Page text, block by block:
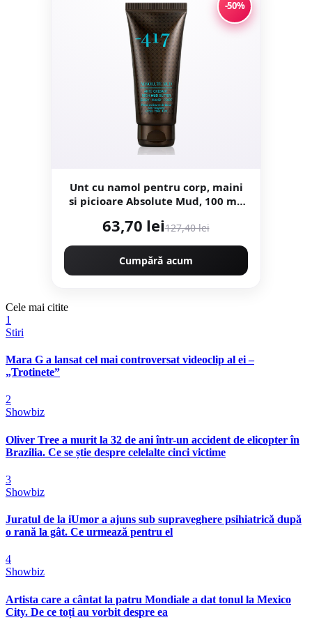
-50%
Unt cu namol pentru corp, maini
si picioare Absolute Mud, 100 ml,
63,70 lei127,40 lei
Cumpără acum
Cele mai citite
1
Stiri
Mara G a lansat cel mai controversat videoclip al ei –
„Trotinete”
2
Showbiz
Oliver Tree a murit la 32 de ani într-un accident de elicopter în
Brazilia. Ce se știe despre celelalte cinci victime
3
Showbiz
Juratul de la iUmor a ajuns sub supraveghere psihiatrică după
o rană la gât. Ce urmează pentru el
4
Showbiz
Artista care a cântat la patru Mondiale a dat tonul la Mexico
City. De ce toți au vorbit despre ea